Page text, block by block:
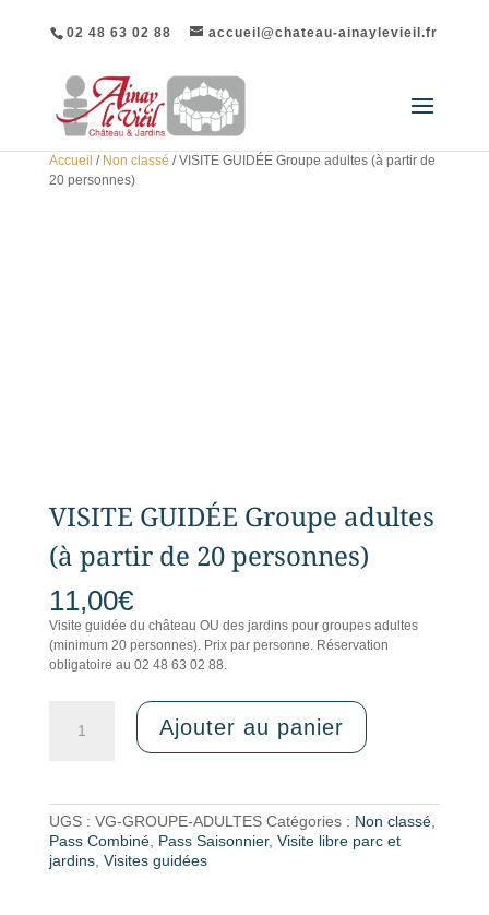
02 48 63 02 88 accueil@chateau-ainaylevieil.fr
Accueil / Non classé / VISITE GUIDÉE Groupe adultes (à partir de
20 personnes)
VISITE GUIDÉE Groupe adultes
(à partir de 20 personnes)
11,00€
Visite guidée du château OU des jardins pour groupes adultes
(minimum 20 personnes). Prix par personne. Réservation
obligatoire au 02 48 63 02 88.
adultes
(à
partir
de
Ajouter au panier
UGS : VG-GROUPE-ADULTES Catégories : Non classé,
Pass Combiné, Pass Saisonnier, Visite libre parc et
jardins, Visites guidées